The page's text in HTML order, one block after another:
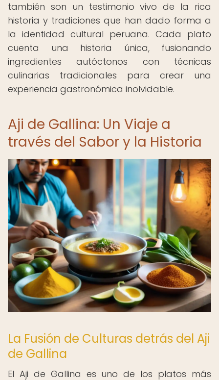
también son un testimonio vivo de la rica
historia y tradiciones que han dado forma a
la identidad cultural peruana. Cada plato
cuenta una historia única, fusionando
ingredientes autóctonos con técnicas
culinarias tradicionales para crear una
experiencia gastronómica inolvidable.
Aji de Gallina: Un Viaje a
través del Sabor y la Historia
La Fusión de Culturas detrás del Aji
de Gallina
El Aji de Gallina es uno de los platos más